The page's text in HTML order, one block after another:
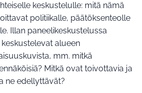
keskustelulle: mitä nämä
politiikalle, päätöksenteolle
Illan paneelikeskustelussa
alueen
mm. mitkä
Mitkä ovat toivottavia ja
ne edellyttävät?